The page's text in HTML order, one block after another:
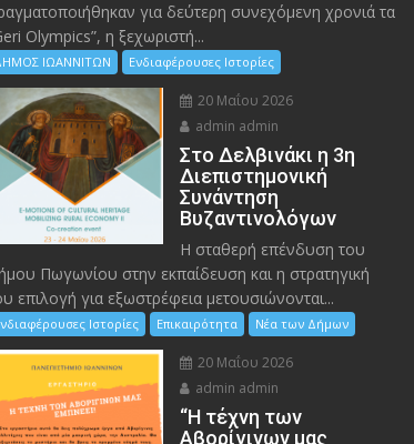
για δεύτερη συνεχόμενη χρονιά τα
Olympics”, η ξεχωριστή...
ΙΩΑΝΝΙΤΩΝ Ενδιαφέρουσες Ιστορίες
20 Μαΐου 2026
admin admin
Στο Δελβινάκι η 3η
Διεπιστημονική
Συνάντηση
Βυζαντινολόγων
Η σταθερή επένδυση του
Πωγωνίου στην εκπαίδευση και η στρατηγική
επιλογή για εξωστρέφεια μετουσιώνονται...
Ιστορίες Επικαιρότητα Νέα των Δήμων
20 Μαΐου 2026
admin admin
“Η τέχνη των
Αβορίγινων μας